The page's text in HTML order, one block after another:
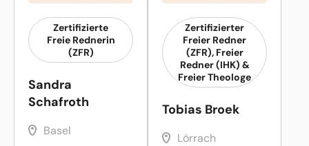
Zertifizierte
Freie Rednerin
(ZFR)
Sandra
Schafroth
Basel
Zertifizierter
Freier Redner
(ZFR), Freier
Redner (IHK) &
Freier Theologe
Tobias Broek
Lörrach